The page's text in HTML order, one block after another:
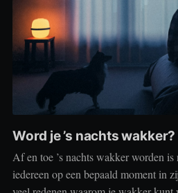
Word je ’s nachts wakker?
Af en toe ’s nachts wakker worden
iedereen op een bepaald moment in